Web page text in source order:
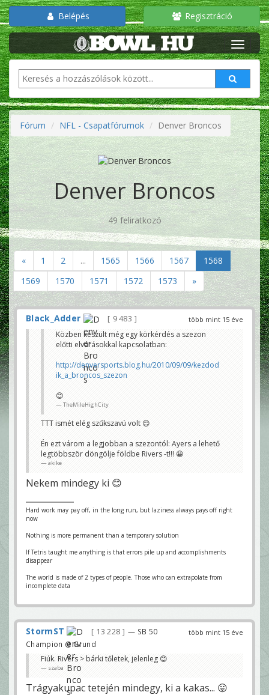
Belépés Regisztráció
Fórum NFL - Csapatfórumok Denver Broncos
Denver Broncos
49 feliratkozó
« 1 2 ... 1565 1566 1567
1568
1569
1570 1571 1572 1573 »
több mint 15 éve
Black_Adder
9 483
Közben készült még egy körkérdés a szezon
előtti elvárásokkal kapcsolatban:
http://denversports.blog.hu/2010/09/09/kezdod
ik_a_broncos_szezon
😊
TheMileHighCity
TTT ismét elég szűkszavú volt 😊
Én ezt várom a legjobban a szezontól: Ayers a lehető
legtöbbször döngölje földbe Rivers -t!!! 😀
akike
Nekem mindegy ki 😊
Hard work may pay off, in the long run, but laziness always pays off right
now
Nothing is more permanent than a temporary solution
If Tetris taught me anything is that errors pile up and accomplishments
disappear
The world is made of 2 types of people. Those who can extrapolate from
incomplete data
több mint 15 éve
StormST 13 228
— SB 50
Champion @ Grund
Fiúk. Rivers > bárki tőletek, jelenleg 😊
szaba
Trágyakupac tetején mindegy, ki a kakas... 😛